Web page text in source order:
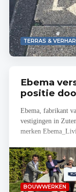
TERRAS &
Ebema
positie
Ebema, fabrikant
vestigingen in
merken
BOUWWERKEN